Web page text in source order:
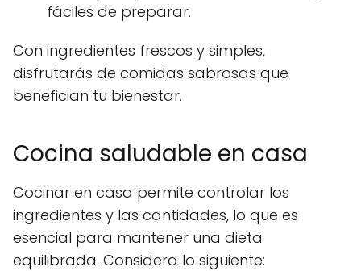
fáciles de preparar.
Con ingredientes frescos y simples,
disfrutarás de comidas sabrosas que
benefician tu bienestar.
Cocina saludable en casa
Cocinar en casa permite controlar los
ingredientes y las cantidades, lo que es
esencial para mantener una dieta
equilibrada. Considera lo siguiente: